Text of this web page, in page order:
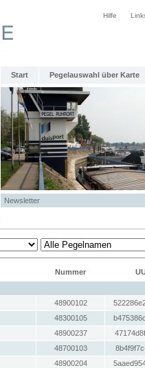
Hilfe
Start Pegelauswahl über Karte
Newsletter
Nummer
48900102
48300105
48900237
48700103
48900204